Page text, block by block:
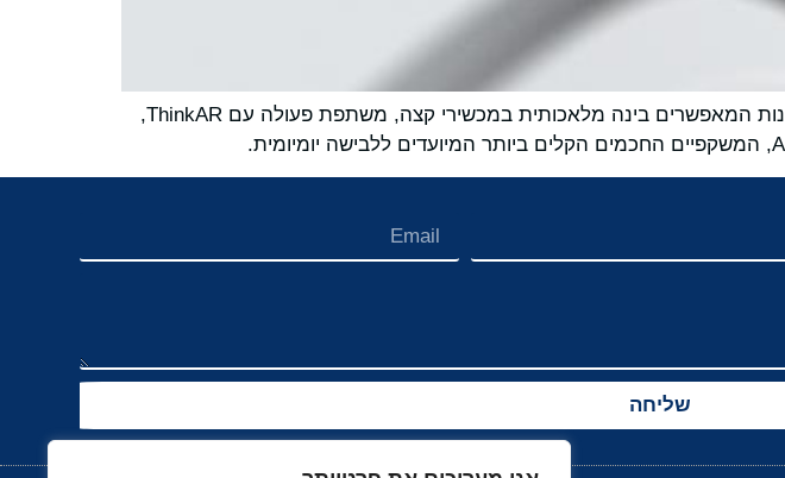
Ambiq®, מפתחת מובילה של מוליכים למחצה עם צריכת הספק נמוך במיוחד ופתרונות המאפשרים בינה מלאכותית במכשירי קצה, משתפת פעולה עם ThinkAR,
שליחה